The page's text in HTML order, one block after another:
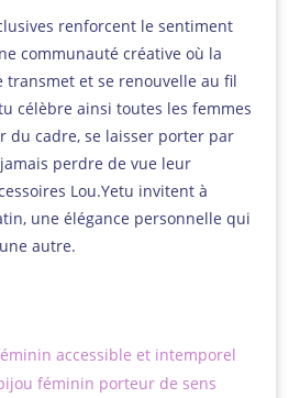
renforcent le sentiment
communauté créative où la
transmet et se renouvelle au fil
célèbre ainsi toutes les femmes
du cadre, se laisser porter par
perdre de vue leur
Lou.Yetu invitent à
une élégance personnelle qui
autre.
accessible et intemporel
féminin porteur de sens